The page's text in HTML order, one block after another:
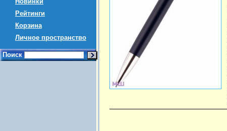
Рейтинги
Корзина
Личное пространство
Поиск